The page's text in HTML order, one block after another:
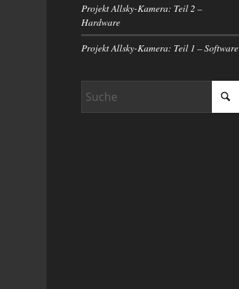
Projekt Allsky-Kamera: Teil 2 –
Hardware
Projekt Allsky-Kamera: Teil 1 – Software